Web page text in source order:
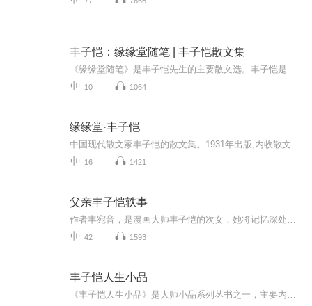
丰子恺：缘缘堂随笔 | 丰子恺散文集
10 1064
缘缘堂·丰子恺
16 1421
父亲丰子恺轶事
42 1593
丰子恺人生小品